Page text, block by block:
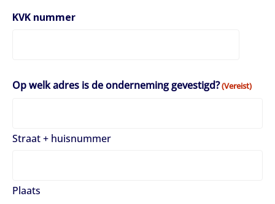
KVK nummer
Op welk adres is de onderneming gevestigd?(Vereist)
Straat + huisnummer
Plaats